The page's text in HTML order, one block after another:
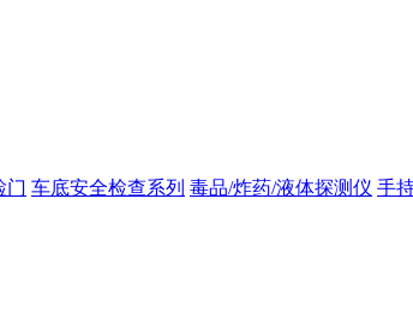
门 车底安全检查系列 毒品/炸药/液体探测仪 手